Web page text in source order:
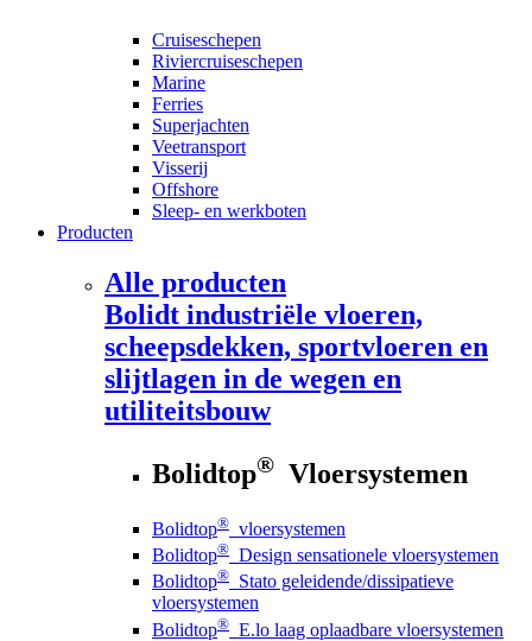
Cruiseschepen
Riviercruiseschepen
Marine
Ferries
Superjachten
Veetransport
Visserij
Offshore
Sleep- en werkboten
Producten
Alle producten
Bolidt industriële vloeren,
scheepsdekken, sportvloeren en
slijtlagen in de wegen en
utiliteitsbouw
Bolidtop® Vloersystemen
Bolidtop® vloersystemen
Bolidtop® Design sensationele vloersystemen
Bolidtop® Stato geleidende/dissipatieve
vloersystemen
Bolidtop® E.lo laag oplaadbare vloersystemen